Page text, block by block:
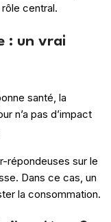
rôle central.
: un vrai
santé, la
n’a pas d’impact
répondeuses sur le
Dans ce cas, un
la consommation.